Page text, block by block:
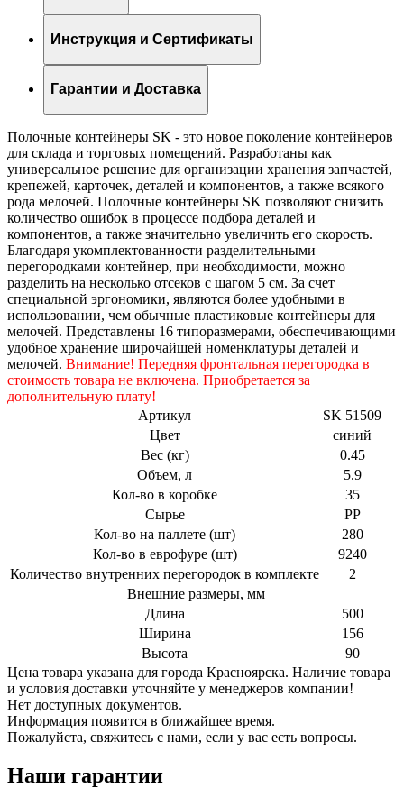
Инструкция и Сертификаты
Гарантии и Доставка
Полочные контейнеры SK - это новое поколение контейнеров
для склада и торговых помещений. Разработаны как
универсальное решение для организации хранения запчастей,
крепежей, карточек, деталей и компонентов, а также всякого
рода мелочей. Полочные контейнеры SK позволяют снизить
количество ошибок в процессе подбора деталей и
компонентов, а также значительно увеличить его скорость.
Благодаря укомплектованности разделительными
перегородками контейнер, при необходимости, можно
разделить на несколько отсеков с шагом 5 см. За счет
специальной эргономики, являются более удобными в
использовании, чем обычные пластиковые контейнеры для
мелочей. Представлены 16 типоразмерами, обеспечивающими
удобное хранение широчайшей номенклатуры деталей и
мелочей. Внимание! Передняя фронтальная перегородка в
стоимость товара не включена. Приобретается за
дополнительную плату!
Артикул
SK 51509
Цвет
синий
Вес (кг)
0.45
Объем, л
5.9
Кол-во в коробке
35
Сырье
РР
Кол-во на паллете (шт)
280
Кол-во в еврофуре (шт)
9240
Количество внутренних перегородок в комплекте
2
Внешние размеры, мм
Длина
500
Ширина
156
Высота
90
Цена товара указана для города Красноярска. Наличие товара
и условия доставки уточняйте у менеджеров компании!
Нет доступных документов.
Информация появится в ближайшее время.
Пожалуйста, свяжитесь с нами, если у вас есть вопросы.
Наши гарантии